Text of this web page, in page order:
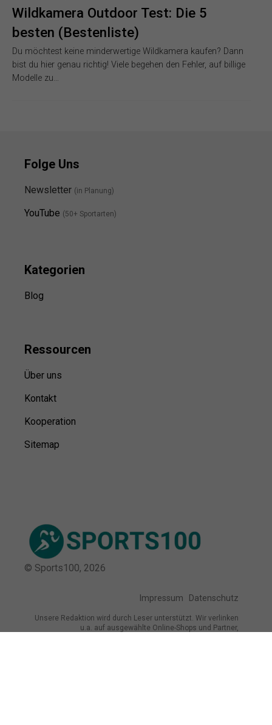
Wildkamera Outdoor Test: Die 5
besten (Bestenliste)
Du möchtest keine minderwertige Wildkamera kaufen? Dann
bist du hier genau richtig! Viele begehen den Fehler, auf billige
Modelle zu…
Folge Uns
Newsletter (in Planung)
YouTube (50+ Sportarten)
Kategorien
Blog
Ressourcen
Über uns
Kontakt
Kooperation
Sitemap
© Sports100, 2026
Impressum Datenschutz
Unsere Redaktion wird durch Leser unterstützt. Wir verlinken
u.a. auf ausgewählte Online-Shops und Partner,